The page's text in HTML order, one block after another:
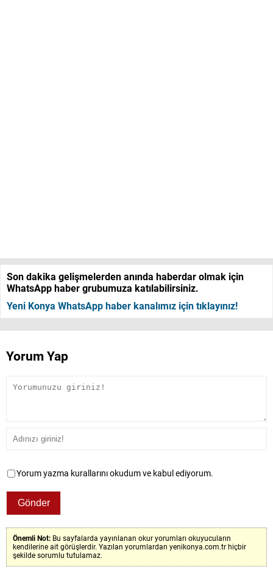
Son dakika gelişmelerden anında haberdar olmak için
WhatsApp haber grubumuza katılabilirsiniz.
Yeni Konya WhatsApp haber kanalımız için tıklayınız!
Yorum Yap
Yorum yazma kurallarını okudum ve kabul ediyorum.
Önemli Not: Bu sayfalarda yayınlanan okur yorumları okuyucuların
kendilerine ait görüşlerdir. Yazılan yorumlardan yenikonya.com.tr hiçbir
şekilde sorumlu tutulamaz.